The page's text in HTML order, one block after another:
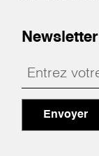
Newsletter
Envoyer